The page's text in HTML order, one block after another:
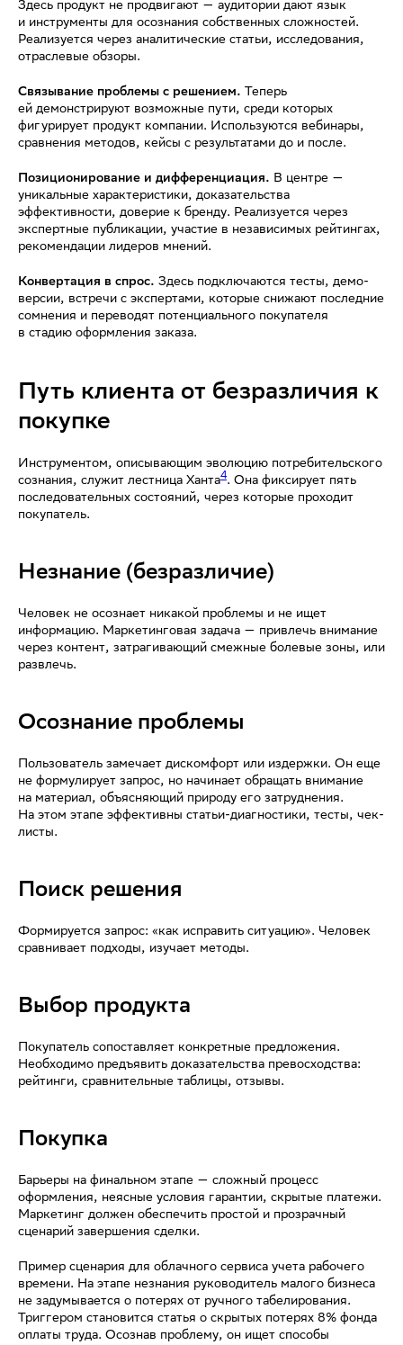
Здесь продукт не продвигают — аудитории дают язык
и инструменты для осознания собственных сложностей.
Реализуется через аналитические статьи, исследования,
отраслевые обзоры.
Связывание проблемы с решением. Теперь
ей демонстрируют возможные пути, среди которых
фигурирует продукт компании. Используются вебинары,
сравнения методов, кейсы с результатами до и после.
Позиционирование и дифференциация. В центре —
уникальные характеристики, доказательства
эффективности, доверие к бренду. Реализуется через
экспертные публикации, участие в независимых рейтингах,
рекомендации лидеров мнений.
Конвертация в спрос. Здесь подключаются тесты, демо-
версии, встречи с экспертами, которые снижают последние
сомнения и переводят потенциального покупателя
в стадию оформления заказа.
Путь клиента от безразличия к
покупке
Инструментом, описывающим эволюцию потребительского
сознания, служит лестница Ханта4. Она фиксирует пять
последовательных состояний, через которые проходит
покупатель.
Незнание (безразличие)
Человек не осознает никакой проблемы и не ищет
информацию. Маркетинговая задача — привлечь внимание
через контент, затрагивающий смежные болевые зоны, или
развлечь.
Осознание проблемы
Пользователь замечает дискомфорт или издержки. Он еще
не формулирует запрос, но начинает обращать внимание
на материал, объясняющий природу его затруднения.
На этом этапе эффективны статьи-диагностики, тесты, чек-
листы.
Поиск решения
Формируется запрос: «как исправить ситуацию». Человек
сравнивает подходы, изучает методы.
Выбор продукта
Покупатель сопоставляет конкретные предложения.
Необходимо предъявить доказательства превосходства:
рейтинги, сравнительные таблицы, отзывы.
Покупка
Барьеры на финальном этапе — сложный процесс
оформления, неясные условия гарантии, скрытые платежи.
Маркетинг должен обеспечить простой и прозрачный
сценарий завершения сделки.
Пример сценария для облачного сервиса учета рабочего
времени. На этапе незнания руководитель малого бизнеса
не задумывается о потерях от ручного табелирования.
Триггером становится статья о скрытых потерях 8% фонда
оплаты труда. Осознав проблему, он ищет способы